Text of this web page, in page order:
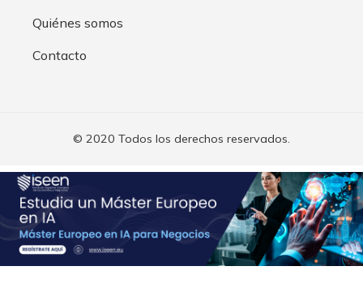
Quiénes somos
Contacto
© 2020 Todos los derechos reservados.